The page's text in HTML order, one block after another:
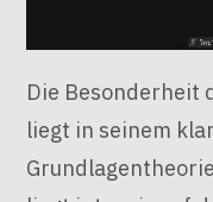
Die Besonderheit
liegt in seinem